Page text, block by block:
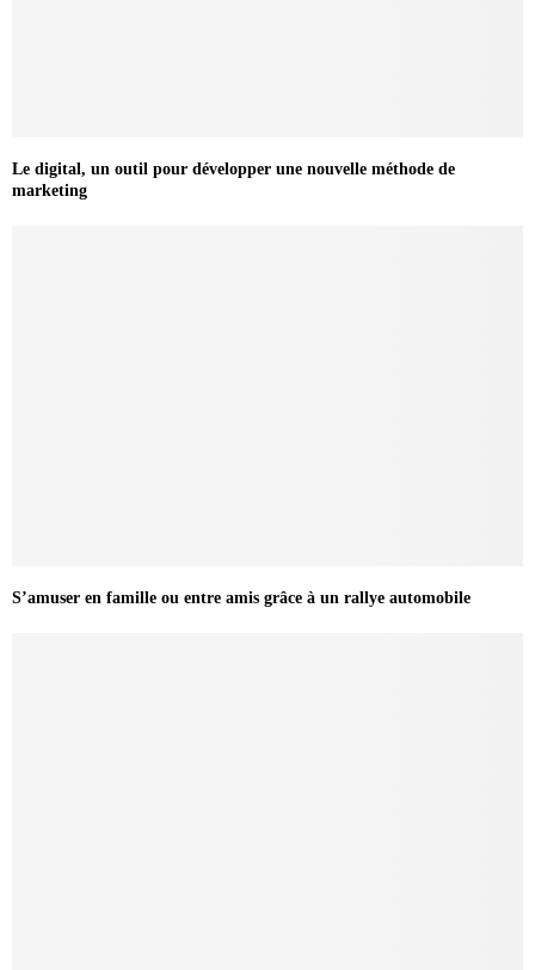
Le digital, un outil pour développer une nouvelle méthode de
marketing
S’amuser en famille ou entre amis grâce à un rallye automobile